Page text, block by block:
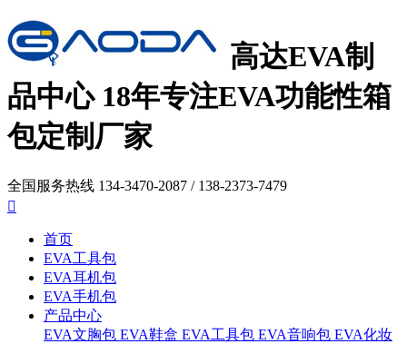
高达EVA制
品中心 18年专注EVA功能性箱
包定制厂家
全国服务热线 134-3470-2087 / 138-2373-7479

首页
EVA工具包
EVA耳机包
EVA手机包
产品中心
EVA文胸包 EVA鞋盒 EVA工具包 EVA音响包 EVA化妆